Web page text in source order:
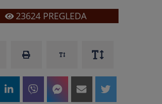
23624PREGLEDA